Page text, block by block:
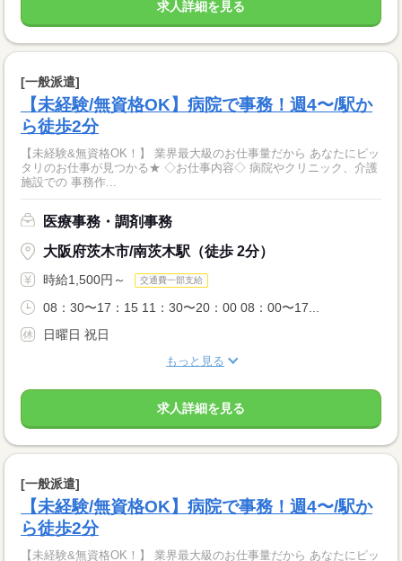
求人詳細を見る
[一般派遣]
【未経験/無資格OK】病院で事務！週4〜/駅か
ら徒歩2分
【未経験&無資格OK！】 業界最大級のお仕事量だから あなたにピッ
タリのお仕事が見つかる★ ◇お仕事内容◇ 病院やクリニック、介護
施設での 事務作...
医療事務・調剤事務
大阪府茨木市/南茨木駅（徒歩 2分）
時給1,500円～ 交通費一部支給
08：30〜17：15 11：30〜20：00 08：00〜17...
日曜日 祝日
もっと見る
求人詳細を見る
[一般派遣]
【未経験/無資格OK】病院で事務！週4〜/駅か
ら徒歩2分
【未経験&無資格OK！】 業界最大級のお仕事量だから あなたにピッ